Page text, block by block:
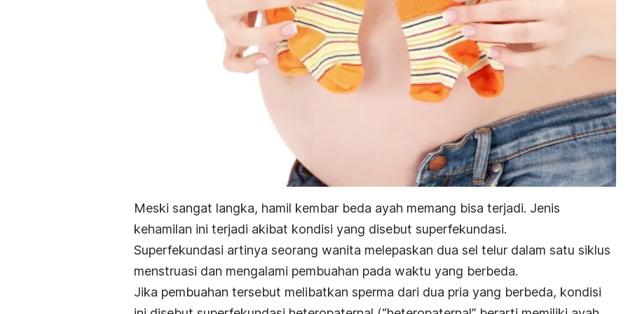
Meski sangat langka, hamil kembar beda ayah memang bisa terjadi. Jenis
kehamilan ini terjadi akibat kondisi yang disebut superfekundasi.
Superfekundasi artinya seorang wanita melepaskan dua sel telur dalam satu siklus
menstruasi dan mengalami pembuahan pada waktu yang berbeda.
Jika pembuahan tersebut melibatkan sperma dari dua pria yang berbeda, kondisi